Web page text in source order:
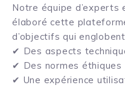
Notre équipe d’experts
élaboré cette
d’objectifs qui
✔ Des aspects
✔ Des normes éthiques
✔ Une expérience